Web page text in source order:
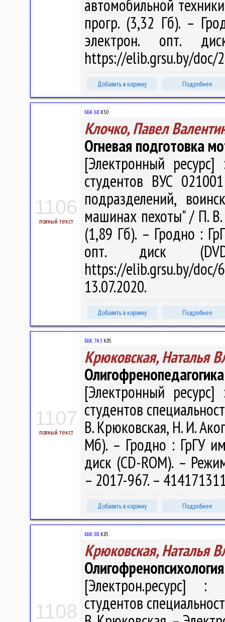
автомобильной
прогр. (3,32 Гб). –
электрон. опт.
https://elib.grsu.by/doc/
Добавить в корзину Подробнее
1106
полный текст
ББК 68.К50
Клочко, Павел
Огневая подготовка
[Электронный ресурс]
студентов ВУС
подразделений,
машинах пехоты" / П. В.
(1,89 Гб). – Гродно :
опт. диск
https://elib.grsu.by/
13.07.2020.
Добавить в корзину Подробнее
1107
полный текст
ББК 74.3 К85
Крюковская, Наталья
Олигофренопедагогика
[Электронный ресурс]
студентов
В. Крюковская, Н. И.
Мб). – Гродно : ГрГУ
диск (CD-ROM). –
– 2017-967. –
Добавить в корзину Подробнее
1108
ББК 88.К85
Крюковская, Наталья
Олигофренопсихология
[Электрон.ресурс] :
студентов